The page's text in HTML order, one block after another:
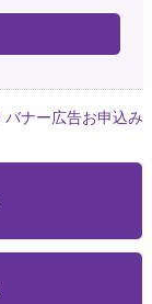
バナー広告お申込み